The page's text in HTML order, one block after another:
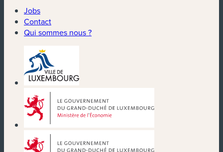
Jobs
Contact
Qui sommes nous ?